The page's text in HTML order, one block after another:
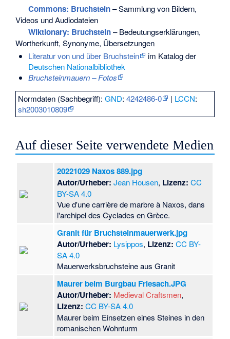
Commons: Bruchstein– Sammlung von Bildern,
Videos und Audiodateien
Wiktionary: Bruchstein– Bedeutungserklärungen,
Wortherkunft, Synonyme, Übersetzungen
Literatur von und über Bruchstein
im Katalog der
Deutschen Nationalbibliothek
Bruchsteinmauern – Fotos
Normdaten (Sachbegriff):GND:4242486-0 | LCCN:
sh2003010809
Auf dieser Seite verwendete Medien
20221029 Naxos 889.jpg
Autor/Urheber: Jean Housen, Lizenz: CC
BY-SA 4.0
Vue d'une carrière de marbre à Naxos, dans
l'archipel des Cyclades en Grèce.
Granit für Bruchsteinmauerwerk.jpg
Autor/Urheber: Lysippos, Lizenz: CC BY-
SA 4.0
Mauerwerksbruchsteine aus Granit
Maurer beim Burgbau Friesach.JPG
Autor/Urheber: Medieval Craftsmen,
Lizenz: CC BY-SA 4.0
Maurer beim Einsetzen eines Steines in den
romanischen Wohnturm